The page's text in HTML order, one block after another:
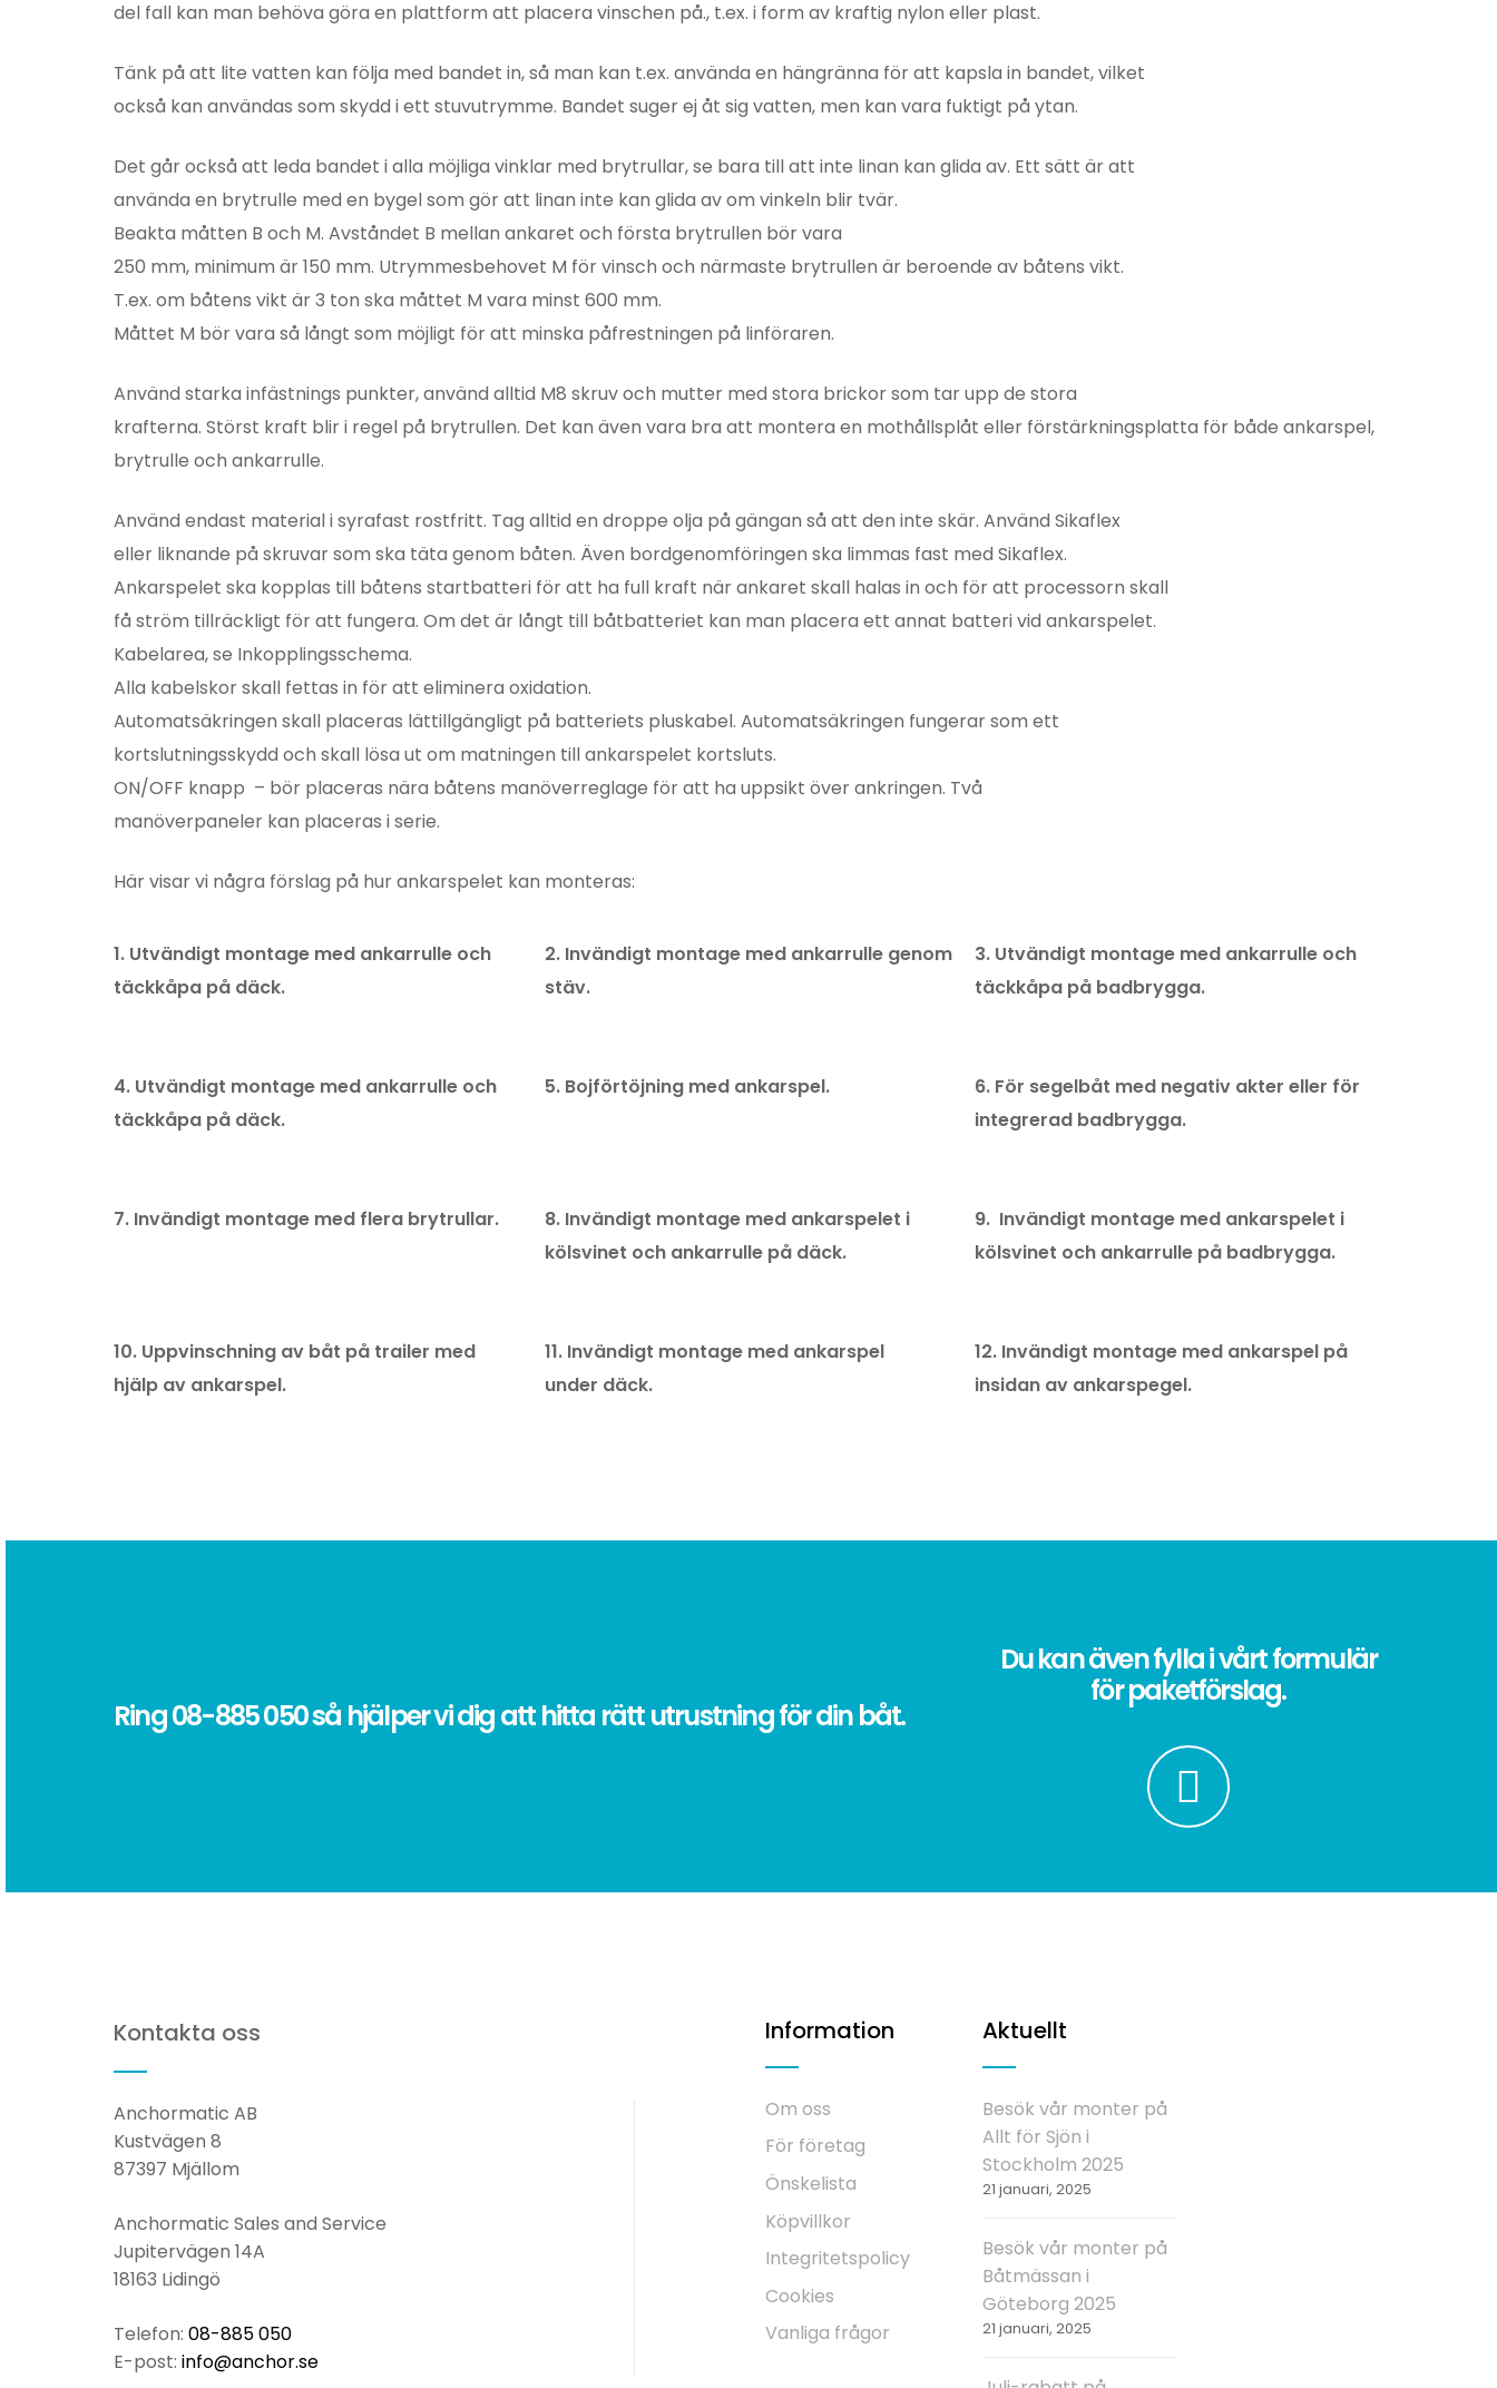
del fall kan man behöva göra en plattform att placera vinschen på., t.ex. i form av kraftig nylon eller plast.
Tänk på att lite vatten kan följa med bandet in, så man kan t.ex. använda en hängränna för att kapsla in bandet, vilket
också kan användas som skydd i ett stuvutrymme. Bandet suger ej åt sig vatten, men kan vara fuktigt på ytan.
Det går också att leda bandet i alla möjliga vinklar med brytrullar, se bara till att inte linan kan glida av. Ett sätt är att
använda en brytrulle med en bygel som gör att linan inte kan glida av om vinkeln blir tvär.
Beakta måtten B och M. Avståndet B mellan ankaret och första brytrullen bör vara
250 mm, minimum är 150 mm. Utrymmesbehovet M för vinsch och närmaste brytrullen är beroende av båtens vikt.
T.ex. om båtens vikt är 3 ton ska måttet M vara minst 600 mm.
Måttet M bör vara så långt som möjligt för att minska påfrestningen på linföraren.
Använd starka infästnings punkter, använd alltid M8 skruv och mutter med stora brickor som tar upp de stora
krafterna. Störst kraft blir i regel på brytrullen. Det kan även vara bra att montera en mothållsplåt eller förstärkningsplatta för både ankarspel,
brytrulle och ankarrulle.
Använd endast material i syrafast rostfritt. Tag alltid en droppe olja på gängan så att den inte skär. Använd Sikaflex
eller liknande på skruvar som ska täta genom båten. Även bordgenomföringen ska limmas fast med Sikaflex.
Ankarspelet ska kopplas till båtens startbatteri för att ha full kraft när ankaret skall halas in och för att processorn skall
få ström tillräckligt för att fungera. Om det är långt till båtbatteriet kan man placera ett annat batteri vid ankarspelet.
Kabelarea, se Inkopplingsschema.
Alla kabelskor skall fettas in för att eliminera oxidation.
Automatsäkringen skall placeras lättillgängligt på batteriets pluskabel. Automatsäkringen fungerar som ett
kortslutningsskydd och skall lösa ut om matningen till ankarspelet kortsluts.
ON/OFF knapp – bör placeras nära båtens manöverreglage för att ha uppsikt över ankringen. Två
manöverpaneler kan placeras i serie.
Här visar vi några förslag på hur ankarspelet kan monteras:
1. Utvändigt montage med ankarrulle och
täckkåpa på däck.
2. Invändigt montage med ankarrulle genom
stäv.
3. Utvändigt montage med ankarrulle och
täckkåpa på badbrygga.
4. Utvändigt montage med ankarrulle och
täckkåpa på däck.
5. Bojförtöjning med ankarspel.
6. För segelbåt med negativ akter eller för
integrerad badbrygga.
7. Invändigt montage med flera brytrullar.
8. Invändigt montage med ankarspelet i
kölsvinet och ankarrulle på däck.
9. Invändigt montage med ankarspelet i
kölsvinet och ankarrulle på badbrygga.
10. Uppvinschning av båt på trailer med
hjälp av ankarspel.
11. Invändigt montage med ankarspel
under däck.
12. Invändigt montage med ankarspel på
insidan av ankarspegel.
Ring08-885 050så hjälper vi dig att hitta rätt utrustning för din båt.
Du kan även fylla i vårt formulär
för paketförslag.
Kontakta oss
Anchormatic AB
Kustvägen 8
87397 Mjällom
Anchormatic Sales and Service
Jupitervägen 14A
18163 Lidingö
Telefon: 08-885 050
E-post: info@anchor.se
Information
Om oss
För företag
Önskelista
Köpvillkor
Integritetspolicy
Cookies
Vanliga frågor
Aktuellt
Besök vår monter på
Allt för Sjön i
Stockholm 2025
21 januari, 2025
Besök vår monter på
Båtmässan i
Göteborg 2025
21 januari, 2025